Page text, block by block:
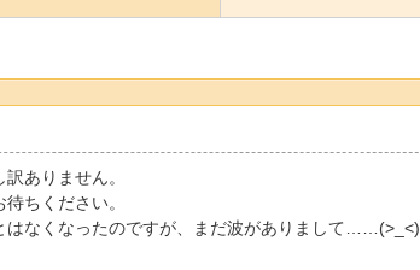
ありません。
ちください。
はなくなったのですが、まだ波がありまして……(>_<)